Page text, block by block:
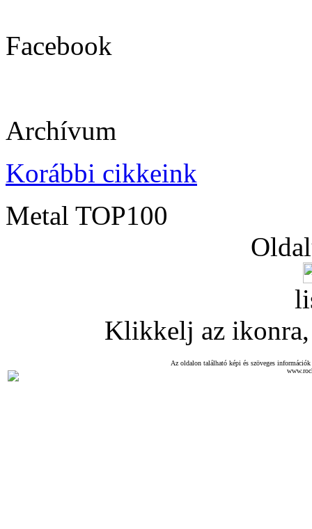
Facebook
Archívum
Korábbi cikkeink
Metal TOP100
Klikkelj az ikonra,
Az oldalon található képi és szöveges információk